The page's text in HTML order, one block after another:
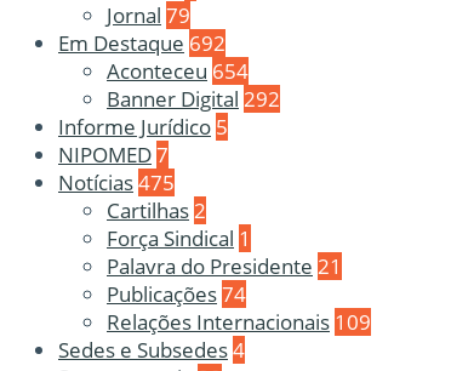
Jornal 79
Em Destaque 692
Aconteceu 654
Banner Digital 292
Informe Jurídico 5
NIPOMED7
Notícias475
Cartilhas2
Força Sindical 1
Palavra do Presidente 21
Publicações74
Relações Internacionais 109
Sedes e Subsedes4